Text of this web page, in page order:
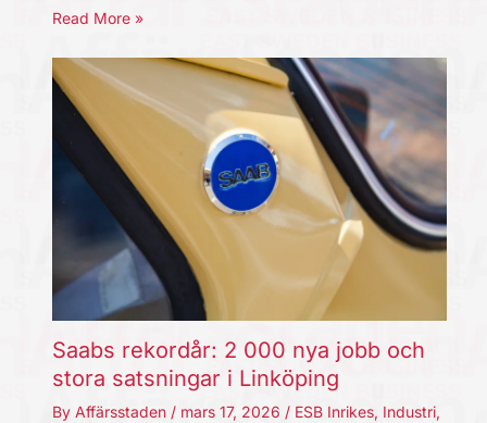
Read More »
Saabs rekordår: 2 000 nya jobb och
stora satsningar i Linköping
By Affärsstaden / mars 17, 2026 / ESB Inrikes, Industri,